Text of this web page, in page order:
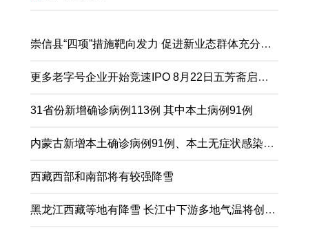
崇信县“四项”措施靶向发力 促进新业态群体充分就业
更多老字号企业开始竞速IPO 8月22日五芳斋启动申购
31省份新增确诊病例113例 其中本土病例91例
内蒙古新增本土确诊病例91例、本土无症状感染者2例
西藏西部和南部将有较强降雪
黑龙江西藏等地有降雪 长江中下游多地气温将创下半年来新低